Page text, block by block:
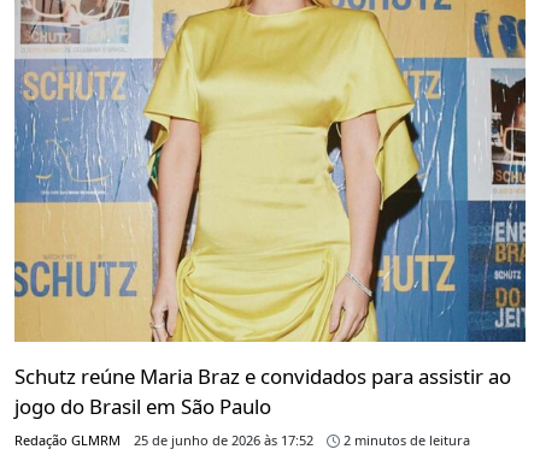
Schutz reúne Maria Braz e convidados para assistir ao
jogo do Brasil em São Paulo
Redação GLMRM 25 de junho de 2026 às 17:52 2 minutos de leitura